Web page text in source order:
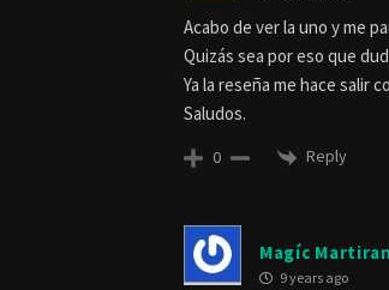
Acabo de ver la uno y me
Quizás sea por eso que
Ya la reseña me hace salir
Saludos.
0 Reply
Magíc
9 years ago